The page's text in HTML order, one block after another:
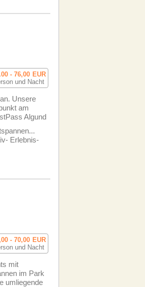
- 76,00 EUR
und Nacht
Unsere
am
Algund
Erlebnis-
- 70,00 EUR
und Nacht
mit
im Park
umliegende